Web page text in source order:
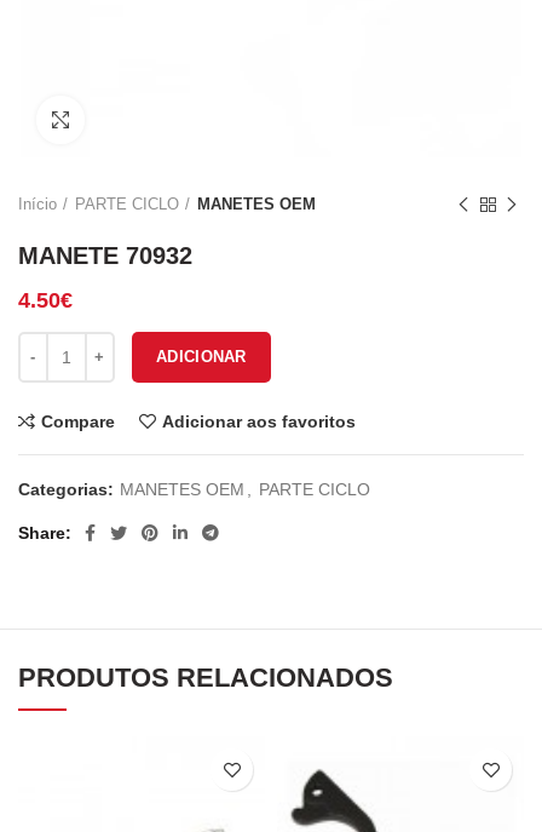
Início PARTE CICLO MANETES OEM
MANETE 70932
4.50€
ADICIONAR
Compare Adicionar aos favoritos
Categorias: MANETES OEM PARTE CICLO
Share
PRODUTOS RELACIONADOS